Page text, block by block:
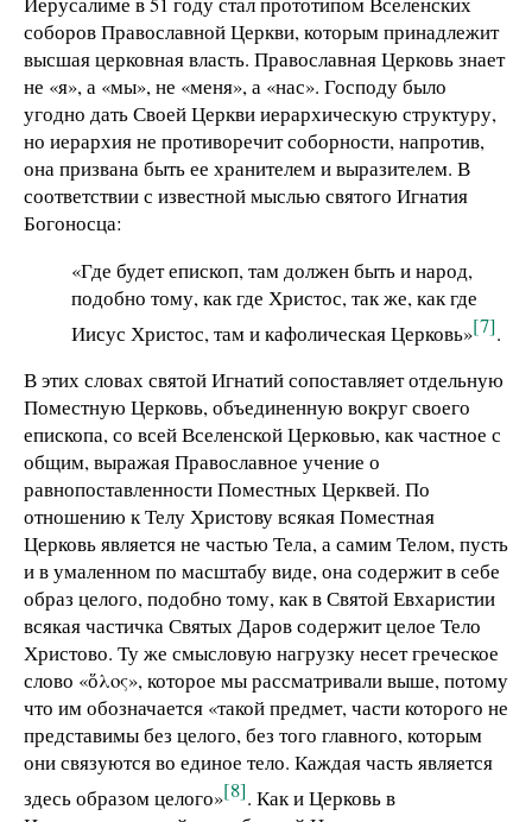
соборов Православной Церкви, которым принадлежит
высшая церковная власть. Православная Церковь знает
не «я», а «мы», не «меня», а «нас». Господу было
угодно дать Своей Церкви иерархическую структуру,
но иерархия не противоречит соборности, напротив,
она призвана быть ее хранителем и выразителем. В
соответствии с известной мыслью святого Игнатия
Богоносца:
«Где будет епископ, там должен быть и народ,
подобно тому, как где Христос, так же, как где
Иисус Христос, там и кафолическая Церковь»[7].
В этих словах святой Игнатий сопоставляет отдельную
Поместную Церковь, объединенную вокруг своего
епископа, со всей Вселенской Церковью, как частное с
общим, выражая Православное учение о
равнопоставленности Поместных Церквей. По
отношению к Телу Христову всякая Поместная
Церковь является не частью Тела, а самим Телом, пусть
и в умаленном по масштабу виде, она содержит в себе
образ целого, подобно тому, как в Святой Евхаристии
всякая частичка Святых Даров содержит целое Тело
Христово. Ту же смысловую нагрузку несет греческое
слово «ὅλος», которое мы рассматривали выше, потому
что им обозначается «такой предмет, части которого не
представимы без целого, без того главного, которым
они связуются во единое тело. Каждая часть является
здесь образом целого»[8]. Как и Церковь в